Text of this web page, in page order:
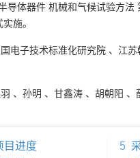
导体器件 机械和气候试验方法
施。
电子技术标准化研究院 、 江苏
、 孙明 、 甘鑫涛 、 胡朝阳 、
目进度
5